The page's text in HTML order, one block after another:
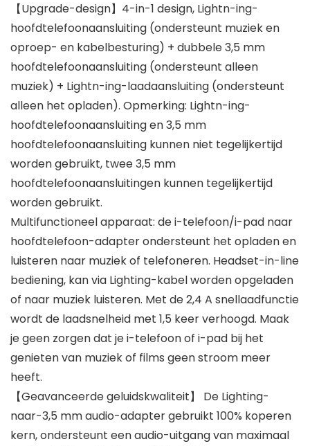
【Upgrade-design】4-in-1 design, Lightn-ing-
hoofdtelefoonaansluiting (ondersteunt muziek en
oproep- en kabelbesturing) + dubbele 3,5 mm
hoofdtelefoonaansluiting (ondersteunt alleen
muziek) + Lightn-ing-laadaansluiting (ondersteunt
alleen het opladen). Opmerking: Lightn-ing-
hoofdtelefoonaansluiting en 3,5 mm
hoofdtelefoonaansluiting kunnen niet tegelijkertijd
worden gebruikt, twee 3,5 mm
hoofdtelefoonaansluitingen kunnen tegelijkertijd
worden gebruikt.
Multifunctioneel apparaat: de i-telefoon/i-pad naar
hoofdtelefoon-adapter ondersteunt het opladen en
luisteren naar muziek of telefoneren. Headset-in-line
bediening, kan via Lighting-kabel worden opgeladen
of naar muziek luisteren. Met de 2,4 A snellaadfunctie
wordt de laadsnelheid met 1,5 keer verhoogd. Maak
je geen zorgen dat je i-telefoon of i-pad bij het
genieten van muziek of films geen stroom meer
heeft.
【Geavanceerde geluidskwaliteit】 De Lighting-
naar-3,5 mm audio-adapter gebruikt 100% koperen
kern, ondersteunt een audio-uitgang van maximaal